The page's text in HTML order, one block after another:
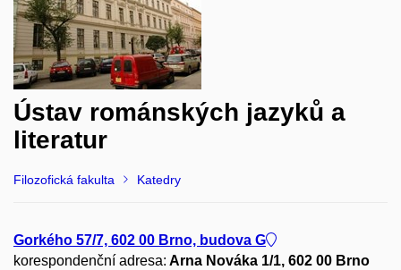
Ústav románských jazyků a
literatur
Filozofická fakulta Katedry
Gorkého 57/7, 602 00 Brno, budova G
korespondenční adresa: Arna Nováka 1/1, 602 00 Brno